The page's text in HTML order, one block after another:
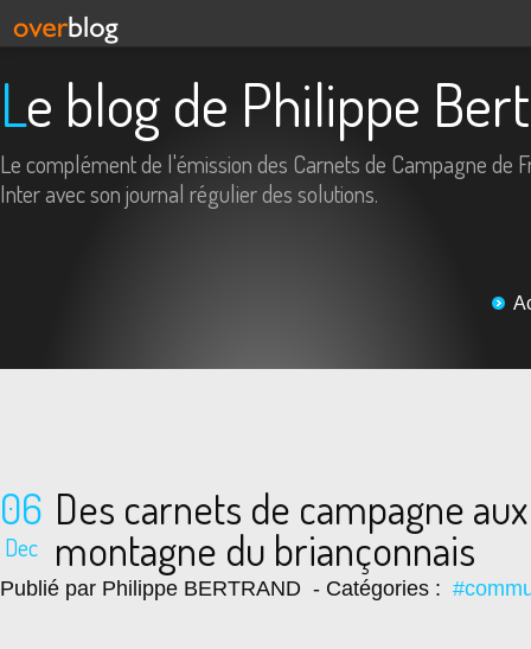
Le blog de Philippe
Le complément de l'émission des Carnets de Campagne de
Inter avec son journal régulier des solutions.
06
Dec
Des carnets de campagne
montagne du briançonnais
Publié par Philippe BERTRAND - Catégories :